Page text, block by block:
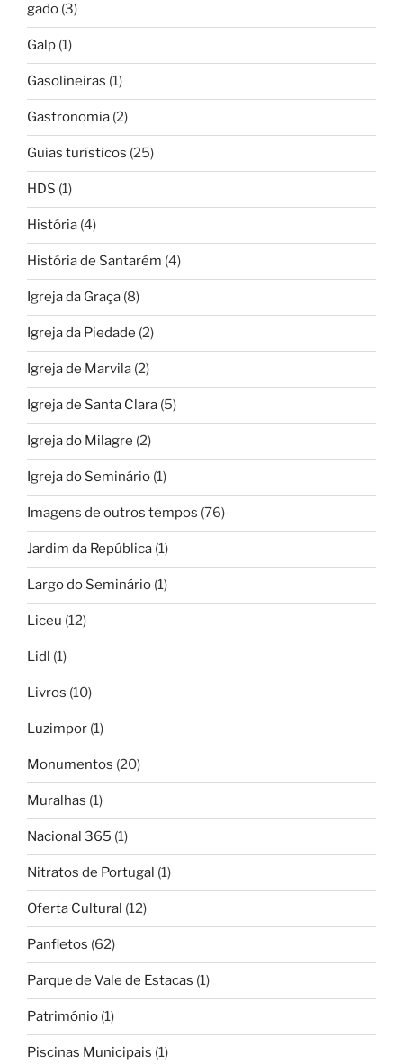
gado (3)
Galp (1)
Gasolineiras (1)
Gastronomia (2)
Guias turísticos (25)
HDS (1)
História (4)
História de Santarém (4)
Igreja da Graça (8)
Igreja da Piedade (2)
Igreja de Marvila (2)
Igreja de Santa Clara (5)
Igreja do Milagre (2)
Igreja do Seminário (1)
Imagens de outros tempos (76)
Jardim da República (1)
Largo do Seminário (1)
Liceu (12)
Lidl (1)
Livros (10)
Luzimpor (1)
Monumentos (20)
Muralhas (1)
Nacional 365 (1)
Nitratos de Portugal (1)
Oferta Cultural (12)
Panfletos (62)
Parque de Vale de Estacas (1)
Património (1)
Piscinas Municipais (1)